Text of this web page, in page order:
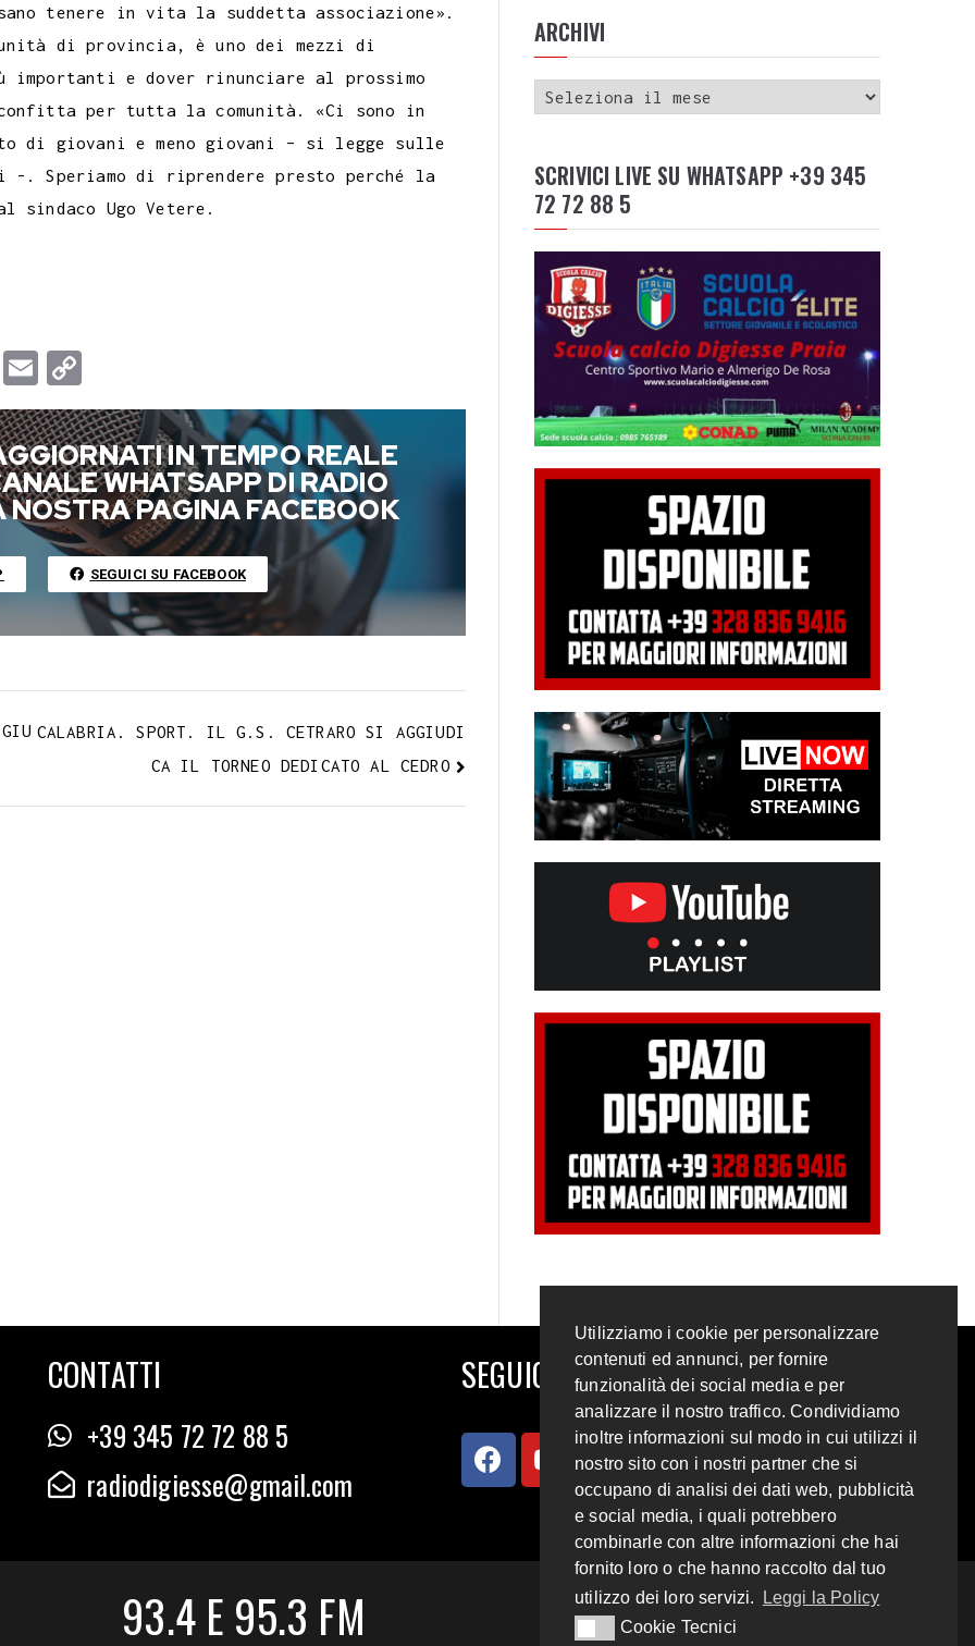
tenere in vita la suddetta associazione».
di provincia, è uno dei mezzi di
importanti e dover rinunciare al prossimo
per tutta la comunità. «Ci sono in
di giovani e meno giovani – si legge sulle
-. Speriamo di riprendere presto perché la
Ugo Vetere.
T
E
m
a
i
l
o
p
y
L
i
n
k
IN TEMPO REALE
WHATSAPP DI RADIO
NOSTRA PAGINA FACEBOOK
SEGUICI SU FACEBOOK
CALABRIA. SPORT. IL G.S. CETRARO SI AGGIUDI
CA IL TORNEO DEDICATO AL CEDRO
ARCHIVI
SCRIVICI LIVE SU WHATSAPP +39 345
72 72 88 5
CONTATTI
+39 345 72 72 88 5
radiodigiesse@gmail.com
SEGUICI SUI SOCIAL
93.4 E 95.3 FM
Utilizziamo i cookie per personalizzare
contenuti ed annunci, per fornire
funzionalità dei social media e per
analizzare il nostro traffico. Condividiamo
inoltre informazioni sul modo in cui utilizzi il
nostro sito con i nostri partner che si
occupano di analisi dei dati web, pubblicità
e social media, i quali potrebbero
combinarle con altre informazioni che hai
fornito loro o che hanno raccolto dal tuo
utilizzo dei loro servizi.
Leggi la Policy
Cookie Tecnici
Cookie Tecnici